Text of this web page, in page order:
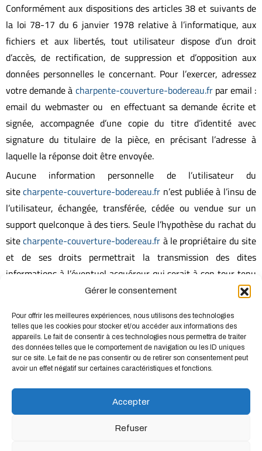
Gérer le consentement
Pour offrir les meilleures expériences, nous utilisons des technologies
telles que les cookies pour stocker et/ou accéder aux informations des
appareils. Le fait de consentir à ces technologies nous permettra de traiter
des données telles que le comportement de navigation ou les ID uniques
sur ce site. Le fait de ne pas consentir ou de retirer son consentement peut
avoir un effet négatif sur certaines caractéristiques et fonctions.
Accepter
Refuser
Conformément aux dispositions des articles 38 et suivants de
la loi 78-17 du 6 janvier 1978 relative à l’informatique, aux
fichiers et aux libertés, tout utilisateur dispose d’un droit
d’accès, de rectification, de suppression et d’opposition aux
données personnelles le concernant. Pour l’exercer, adressez
votre demande à charpente-couverture-bodereau.frpar email :
email du webmaster ou en effectuant sa demande écrite et
signée, accompagnée d’une copie du titre d’identité avec
signature du titulaire de la pièce, en précisant l’adresse à
laquelle la réponse doit être envoyée.
Aucune information personnelle de l’utilisateur du
sitecharpente-couverture-bodereau.fr n’est publiée à l’insu de
l’utilisateur, échangée, transférée, cédée ou vendue sur un
support quelconque à des tiers. Seule l’hypothèse du rachat du
sitecharpente-couverture-bodereau.fr à le propriétaire du site
et de ses droits permettrait la transmission des dites
informations à l’éventuel acquéreur qui serait à son tour tenu
de la même obligation de conservation et de modification des
couverture-bodereau.fr.
Le sitecharpente-couverture-bodereau.frest en conformité
avec le RGPD.
loi du 1er juillet 1998 transposant la directive 96/9 du 11
mars 1996 relative à la protection juridique des bases de